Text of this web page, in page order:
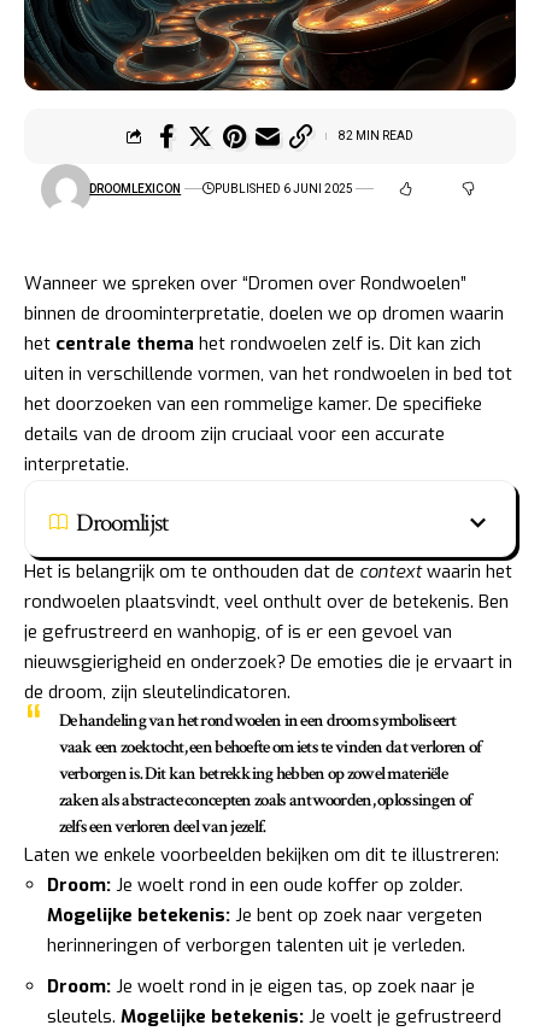
DROOMLEXICON PUBLISHED 6 JUNI 2025
82 MIN READ
Wanneer we spreken over “Dromen over Rondwoelen”
binnen de droominterpretatie, doelen we op dromen waarin
het centrale thema het rondwoelen zelf is. Dit kan zich
uiten in verschillende vormen, van het rondwoelen in bed tot
het doorzoeken van een rommelige kamer. De specifieke
details van de droom zijn cruciaal voor een accurate
interpretatie.
Droomlijst
Het is belangrijk om te onthouden dat de contextwaarin het
rondwoelen plaatsvindt, veel onthult over de betekenis. Ben
je gefrustreerd en wanhopig, of is er een gevoel van
nieuwsgierigheid en onderzoek? De emoties die je ervaart in
de droom, zijn sleutelindicatoren.
De handeling van het rondwoelen in een droom symboliseert
vaak een zoektocht, een behoefte om iets te vinden dat verloren of
verborgen is. Dit kan betrekking hebben op zowel materiële
zaken als abstracte concepten zoals antwoorden, oplossingen of
zelfs een verloren deel van jezelf.
Laten we enkele voorbeelden bekijken om dit te illustreren:
Droom: Je woelt rond in een oude koffer op zolder.
Mogelijke betekenis: Je bent op zoek naar vergeten
herinneringen of verborgen talenten uit je verleden.
Droom: Je woelt rond in je eigen tas, op zoek naar je
sleutels. Mogelijke betekenis: Je voelt je gefrustreerd